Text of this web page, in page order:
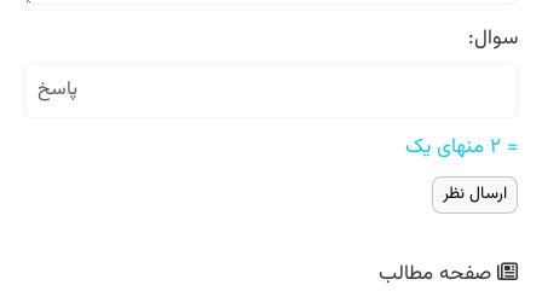
سوال:
= ۲ منهای یک
صفحه مطالب